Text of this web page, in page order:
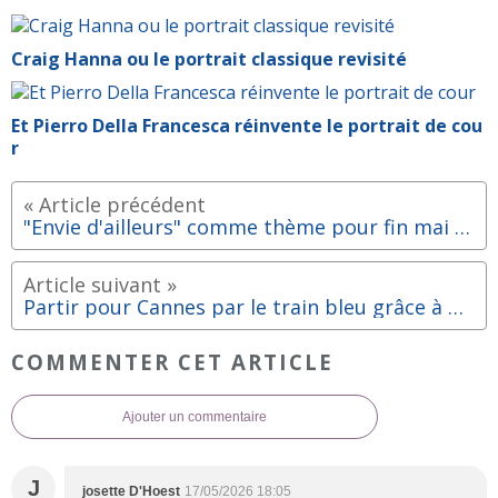
Craig Hanna ou le portrait classique revisité
Et Pierro Della Francesca réinvente le portrait de cou
r
"Envie d'ailleurs" comme thème pour fin mai 2026
Partir pour Cannes par le train bleu grâce à Chris Ludlow
COMMENTER CET ARTICLE
Ajouter un commentaire
J josette D'Hoest 17/05/2026 18:05